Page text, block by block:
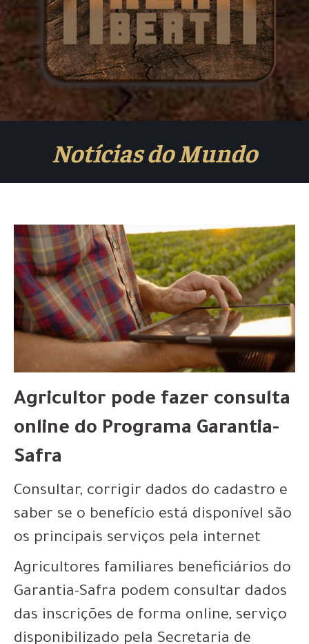
Notícias do Mundo
Agricultor pode fazer consulta
online do Programa Garantia-
Safra
Consultar, corrigir dados do cadastro e
saber se o benefício está disponível são
os principais serviços pela internet
Agricultores familiares beneficiários do
Garantia-Safra podem consultar dados
das inscrições de forma online, serviço
disponibilizado pela Secretaria de